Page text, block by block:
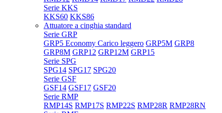
Serie KKS
KKS60 KKS86
Attuatore a cinghia standard
Serie GRP
GRP5 Economy Carico leggero GRP5M GRP8
GRP8M GRP12 GRP12M GRP15
Serie SPG
SPG14 SPG17 SPG20
Serie GSF
GSF14 GSF17 GSF20
Serie RMP
RMP14S RMP17S RMP22S RMP28R RMP28RN